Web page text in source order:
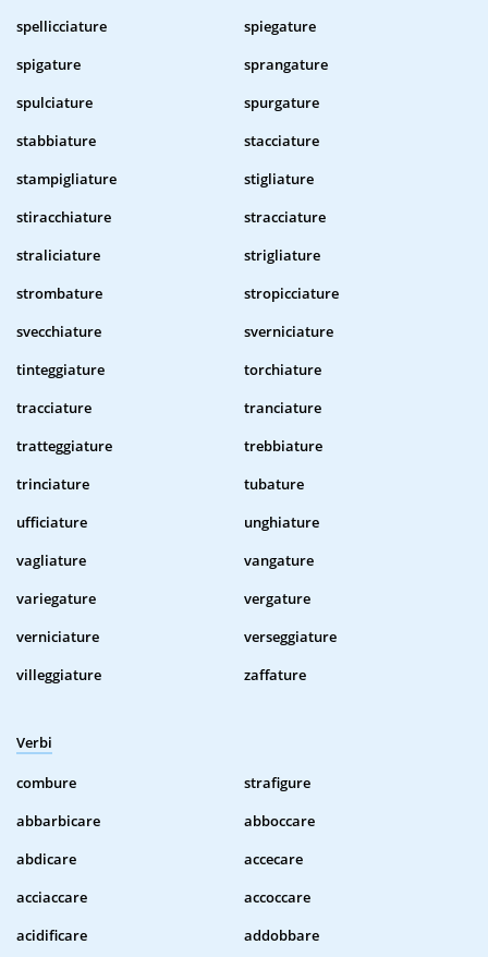
spellicciature
spiegature
spigature
sprangature
spulciature
spurgature
stabbiature
stacciature
stampigliature
stigliature
stiracchiature
stracciature
straliciature
strigliature
strombature
stropicciature
svecchiature
sverniciature
tinteggiature
torchiature
tracciature
tranciature
tratteggiature
trebbiature
trinciature
tubature
ufficiature
unghiature
vagliature
vangature
variegature
vergature
verniciature
verseggiature
villeggiature
zaffature
Verbi
combure
strafigure
abbarbicare
abboccare
abdicare
accecare
acciaccare
accoccare
acidificare
addobbare